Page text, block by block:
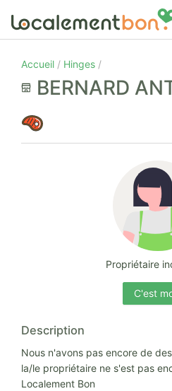
Accueil Hinges
BERNARD
Propriétaire
C'est
Description
Nous n'avons pas encore de
la/le propriétaire ne s'est pas
Localement Bon